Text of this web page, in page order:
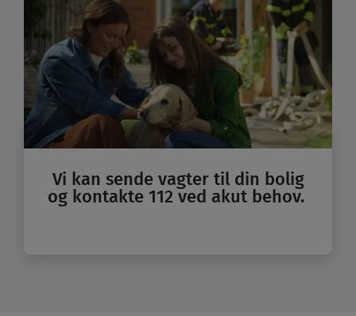
Vi kan sende vagter til din bolig
og kontakte 112 ved akut behov.